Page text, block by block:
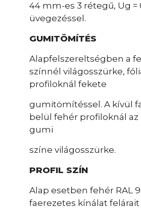
44 mm-es 3 rétegű, Ug =
üvegezéssel.
GUMITÖMÍTÉS
Alapfelszereltségben a
színnél világosszürke,
profiloknál fekete
gumitömítéssel. A kívül
belül fehér profiloknál az
gumi
színe világosszürke.
PROFIL SZÍN
Alap esetben fehér RAL
faerezetes kínálat felárait